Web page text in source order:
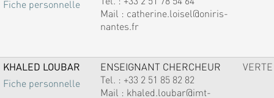
Fiche personnelle
Mail : catherine.loisel@oniris-
nantes.fr
KHALED LOUBAR
Fiche personnelle
ENSEIGNANT CHERCHEUR
Tel. : +33 2 51 85 82 82
Mail : khaled.loubar@imt-
VERTE